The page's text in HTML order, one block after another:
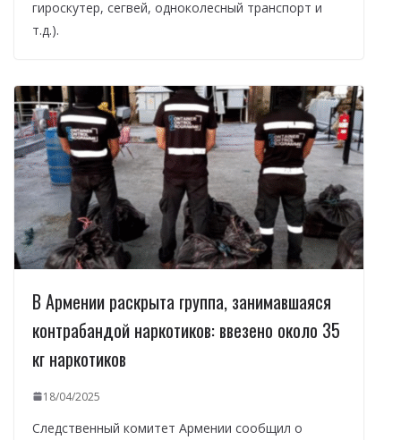
гироскутер, сегвей, одноколесный транспорт и
т.д.).
В Армении раскрыта группа, занимавшаяся
контрабандой наркотиков: ввезено около 35
кг наркотиков
18/04/2025
Следственный комитет Армении сообщил о